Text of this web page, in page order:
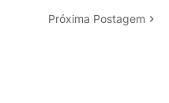
Próxima Postagem